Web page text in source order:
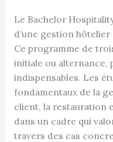
Le Bachelor
d’une gestion
Ce programme de
initiale ou alternance,
indispensables. Les
fondamentaux de la
client, la restauration
dans un cadre qui
travers des cas